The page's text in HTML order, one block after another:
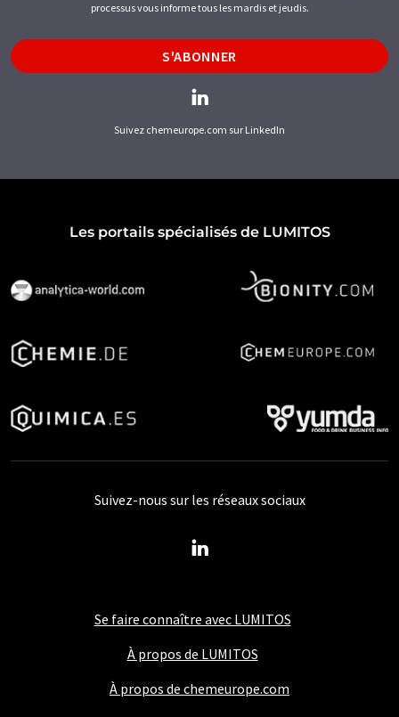
processus vous informe tous les mardis et jeudis.
S'ABONNER
Suivez chemeurope.com sur LinkedIn
Les portails spécialisés de LUMITOS
Se faire connaître avec LUMITOS
À propos de LUMITOS
À propos de chemeurope.com
Suivez-nous sur les réseaux sociaux